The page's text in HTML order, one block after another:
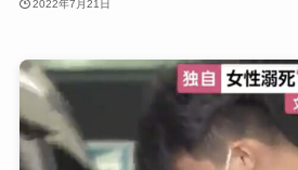
2022年7月21日